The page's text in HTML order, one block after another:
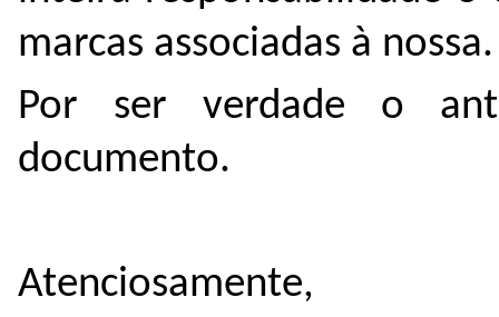
marcas associadas à
Por ser verdade o
documento.
Atenciosamente,